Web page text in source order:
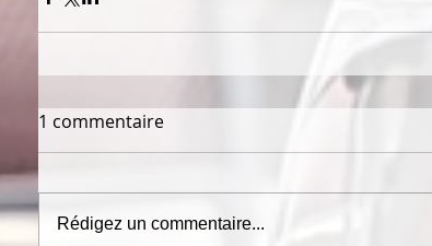
1 commentaire
Rédigez un commentaire...